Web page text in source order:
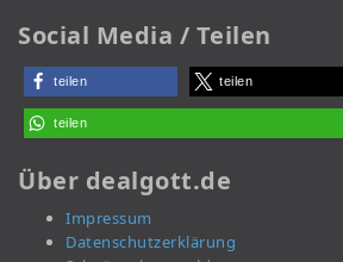
Social Media / Teilen
teilen teilen
teilen
Über dealgott.de
Impressum
Datenschutzerklärung